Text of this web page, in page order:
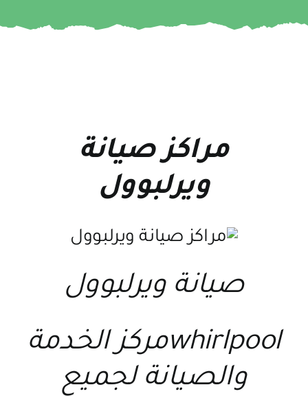
مراكز صيانة
ويرلبوول
صيانة ويرلبوول
whirlpoolمركز الخدمة
والصيانة لجميع